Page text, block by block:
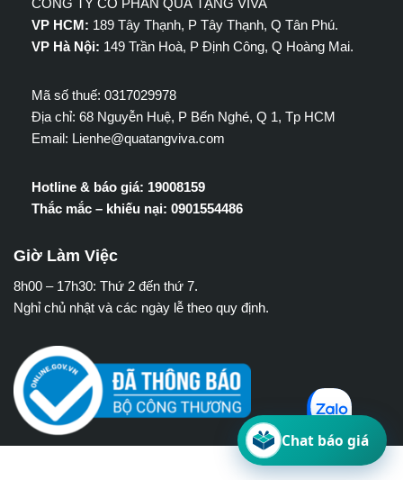
VP HCM: 189 Tây Thạnh, P Tây Thạnh, Q Tân Phú.
VP Hà Nội: 149 Trần Hoà, P Định Công, Q Hoàng Mai.
Mã số thuế: 0317029978
Địa chỉ: 68 Nguyễn Huệ, P Bến Nghé, Q 1, Tp HCM
Email: Lienhe@quatangviva.com
Hotline & báo giá: 19008159
Thắc mắc – khiếu nại: 0901554486
Giờ Làm Việc
8h00 – 17h30: Thứ 2 đến thứ 7.
Nghỉ chủ nhật và các ngày lễ theo quy định.
Chat báo giá